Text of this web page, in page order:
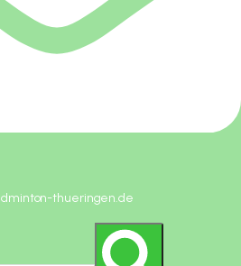
thueringen.de